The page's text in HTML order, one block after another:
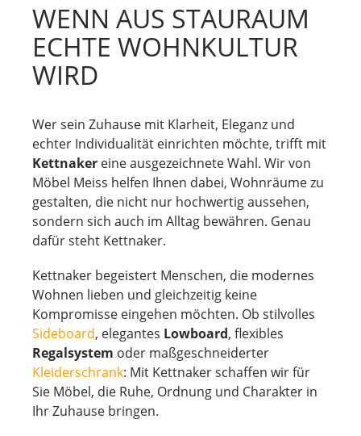
WENN AUS STAURAUM
ECHTE WOHNKULTUR
WIRD
Wer sein Zuhause mit Klarheit, Eleganz und
echter Individualität einrichten möchte, trifft mit
Kettnaker eine ausgezeichnete Wahl. Wir von
Möbel Meiss helfen Ihnen dabei, Wohnräume zu
gestalten, die nicht nur hochwertig aussehen,
sondern sich auch im Alltag bewähren. Genau
dafür steht Kettnaker.
Kettnaker begeistert Menschen, die modernes
Wohnen lieben und gleichzeitig keine
Kompromisse eingehen möchten. Ob stilvolles
Sideboard, elegantes Lowboard, flexibles
Regalsystem oder maßgeschneiderter
Kleiderschrank: Mit Kettnaker schaffen wir für
Sie Möbel, die Ruhe, Ordnung und Charakter in
Ihr Zuhause bringen.